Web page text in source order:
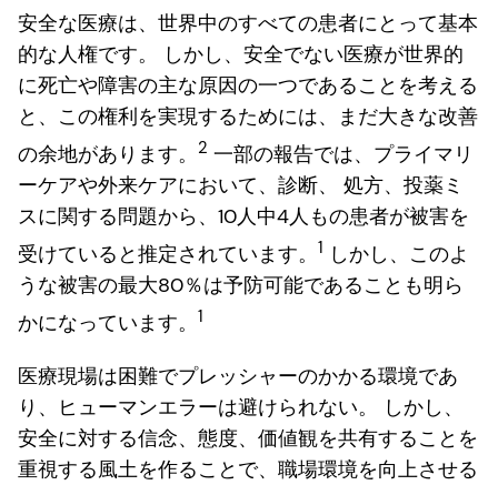
安全な医療は、世界中のすべての患者にとって基本
的な人権です。 しかし、安全でない医療が世界的
に死亡や障害の主な原因の一つであることを考える
と、この権利を実現するためには、まだ大きな改善
の余地があります。
2 一部の報告では、プライマリ
ーケアや外来ケアにおいて、診断、 処方、投薬ミ
スに関する問題から、10人中4人もの患者が被害を
受けていると推定されています。 1 しかし、このよ
うな被害の最大80％は予防可能であることも明ら
かになっています。 1
医療現場は困難でプレッシャーのかかる環境であ
り、ヒューマンエラーは避けられない。 しかし、
安全に対する信念、態度、価値観を共有することを
重視する風土を作ることで、職場環境を向上させる